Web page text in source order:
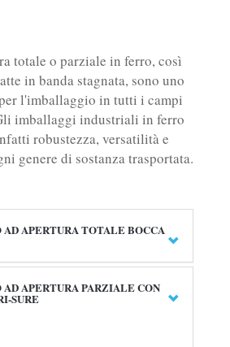
totale o parziale in ferro, così
in banda stagnata, sono uno
l'imballaggio in tutti i campi
imballaggi industriali in ferro
robustezza, versatilità e
genere di sostanza trasportata.
AD APERTURA TOTALE BOCCA
AD APERTURA PARZIALE CON
SURE